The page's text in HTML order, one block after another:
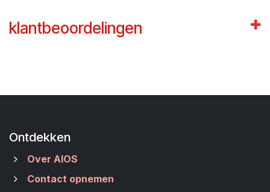
klantbeoordelingen
Ontdekken
Over AIOS
Contact opnemen